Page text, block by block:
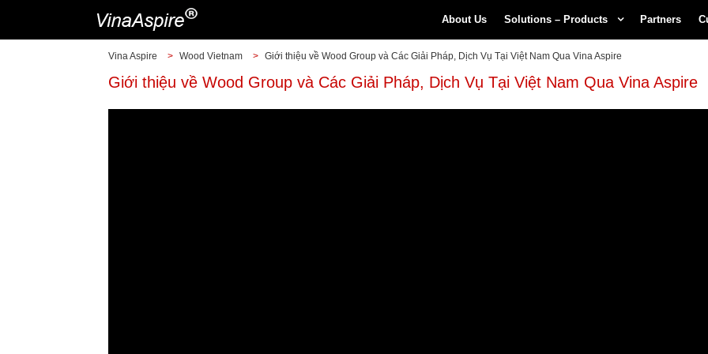
About Us Solutions – Products Partners
Vina Aspire > Wood Vietnam > Giới thiệu về Wood Group và Các Giải Pháp, Dịch Vụ Tại Việt Nam Qua Vina Aspire
Giới thiệu về Wood Group và Các Giải Pháp, Dịch Vụ Tại Việt Nam Qua Vina Aspire